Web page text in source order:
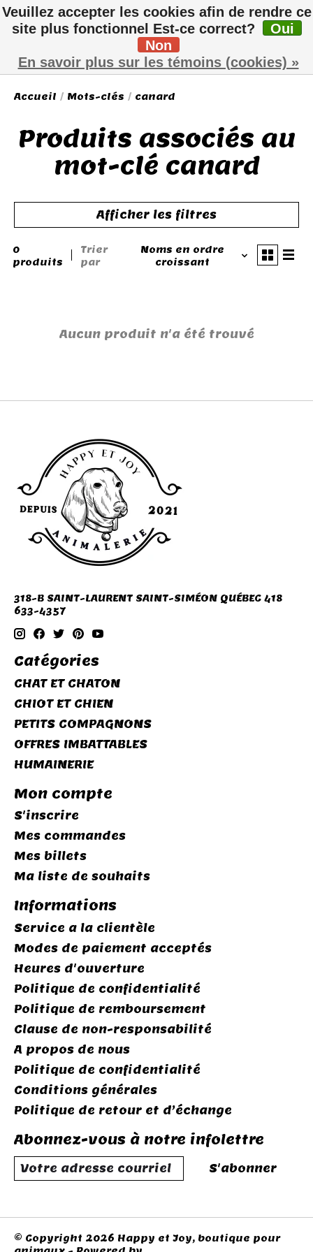
Liste de
Panier
Accueil / Mots-clés / canard
Produits associés au
mot-clé canard
Afficher les filtres
0
produits
Trier
par
Noms en ordre
croissant
Aucun produit n'a été trouvé
318-B SAINT-LAURENT SAINT-SIMÉON QUÉBEC 418
633-4357
Catégories
CHAT ET CHATON
CHIOT ET CHIEN
PETITS COMPAGNONS
OFFRES IMBATTABLES
HUMAINERIE
Mon compte
S'inscrire
Mes commandes
Mes billets
Ma liste de souhaits
Informations
Service a la clientèle
Modes de paiement acceptés
Heures d'ouverture
Politique de confidentialité
Politique de remboursement
Clause de non-responsabilité
A propos de nous
Politique de confidentialité
Conditions générales
Politique de retour et d’échange
Abonnez-vous à notre infolettre
S'abonner
© Copyright 2026 Happy et Joy, boutique pour
Veuillez accepter les cookies afin de rendre ce
site plus fonctionnel Est-ce correct?
Oui
Non
En savoir plus sur les témoins (cookies) »